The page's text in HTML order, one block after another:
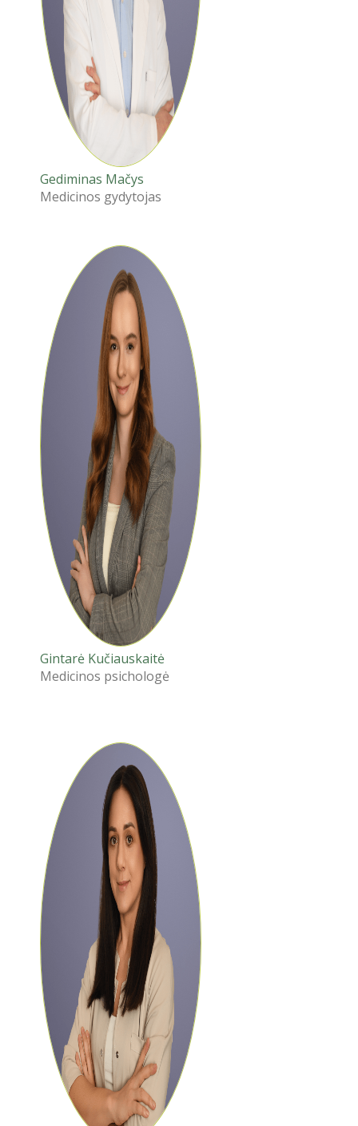
Gediminas Mačys
Medicinos gydytojas
Gintarė Kučiauskaitė
Medicinos psichologė